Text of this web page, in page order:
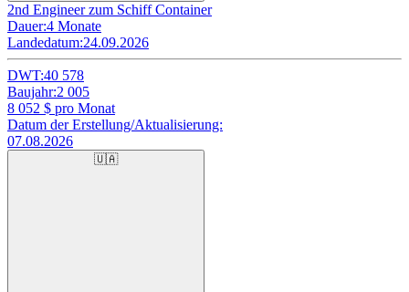
2nd Engineer zum Schiff Container
Dauer:4 Monate
Landedatum:24.09.2026
DWT:40 578
Baujahr:2 005
8 052 $ pro Monat
Datum der Erstellung/Aktualisierung:
07.08.2026
🇺🇦